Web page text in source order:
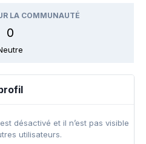
LA COMMUNAUTÉ
0
désactivé et il n’est pas visible
utilisateurs.